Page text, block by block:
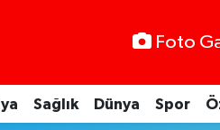
Foto
Sağlık Dünya Spor